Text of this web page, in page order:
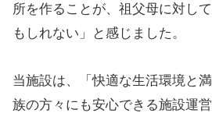
所を作ることが、祖父母に対し
もしれない」と感じました。
当施設は、「快適な生活環境と
族の方々にも安心できる施設運